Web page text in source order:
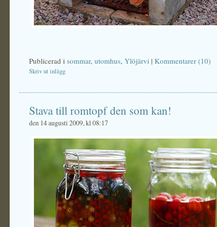
Publicerad i sommar, utomhus, Ylöjärvi | Kommentarer (10)
Skriv ut inlägg
Stava till romtopf den som kan!
den 14 augusti 2009, kl 08:17